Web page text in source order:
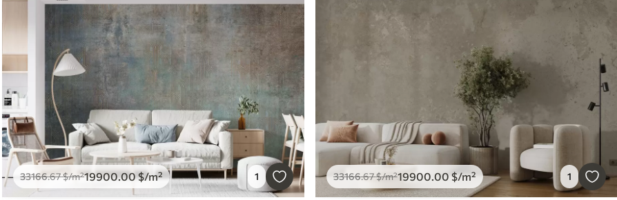
33166.67$/m²19900.00$/m² 1 33166.67$/m²19900 .00 $/m² 1